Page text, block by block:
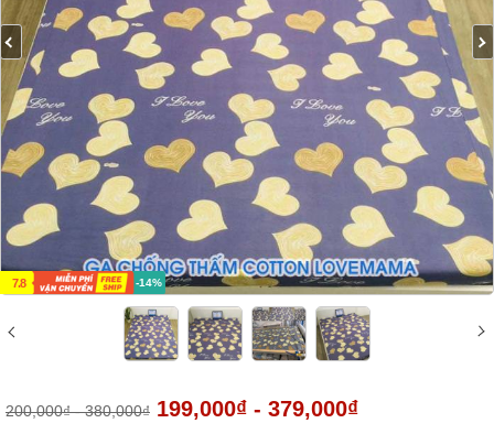
7.8 -14%
200,000₫ - 380,000₫ 199,000₫ - 379,000₫